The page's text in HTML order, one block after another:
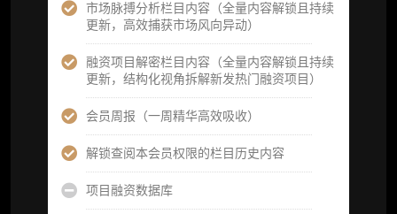
市场脉搏分析栏目内容（全量内容解锁且持续
更新，高效捕获市场风向异动）
融资项目解密栏目内容（全量内容解锁且持续
更新，结构化视角拆解新发热门融资项目）
会员周报（一周精华高效吸收）
解锁查阅本会员权限的栏目历史内容
项目融资数据库
可下载报告 PDF 版（18 次/年）
数据库产品 CSV 下载(可根据请求“全量”提
供，2次/年)
研究报告栏目内容 (所有项目、叙事与赛道系
列研报全量解锁且每周上新，研究版图已覆盖
系等核心基础设施与应用演化，一体化呈现
Web3 产业的长期演进脉络，用户评价“相见恨
晚”)